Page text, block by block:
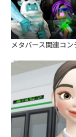
メタバース関連コ